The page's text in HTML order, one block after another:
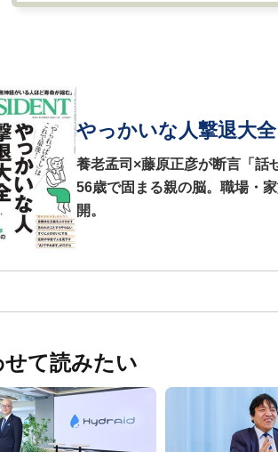
やっかいな人撃退大全
養老孟司×藤原正彦が断言「話
56歳で固まる親の脳。職場・
開。
せて読みたい